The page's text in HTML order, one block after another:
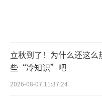
人“一身绝活无人
的不幸、岁月的不
憾越来越少。但愿
过往时，能够庆幸
立秋到了！为什么还这么
些“冷知识”吧
2026-08-07 11:37:24